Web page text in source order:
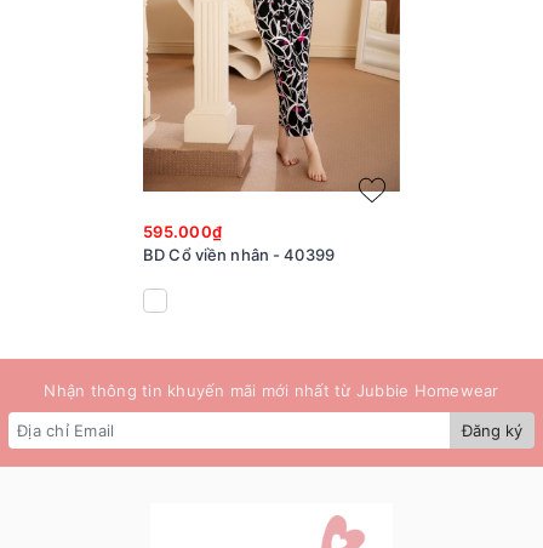
595.000₫
BD Cổ viền nhân - 40399
Nhận thông tin khuyến mãi mới nhất từ Jubbie Homewear
Đăng ký